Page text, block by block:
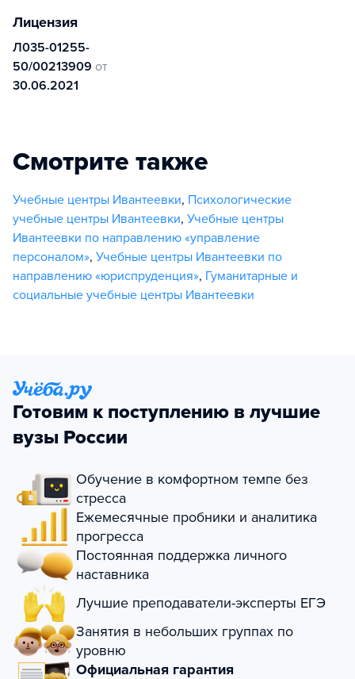
Лицензия
Л035-01255-
50/00213909 от
30.06.2021
Смотрите также
Учебные центры Ивантеевки, Психологические
учебные центры Ивантеевки, Учебные центры
Ивантеевки по направлению «управление
персоналом», Учебные центры Ивантеевки по
направлению «юриспруденция», Гуманитарные и
социальные учебные центры Ивантеевки
Готовим к поступлению в лучшие
вузы России
Обучение в комфортном темпе без
стресса
Ежемесячные пробники и аналитика
прогресса
Постоянная поддержка личного
наставника
Лучшие преподаватели-эксперты ЕГЭ
Занятия в небольших группах по
уровню
Официальная гарантия